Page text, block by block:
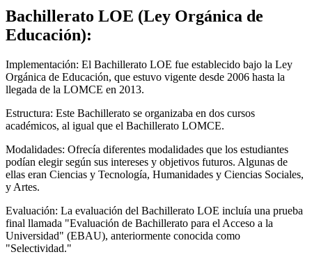
Bachillerato LOE (Ley Orgánica de
Educación):
Implementación: El Bachillerato LOE fue establecido bajo la Ley
Orgánica de Educación, que estuvo vigente desde 2006 hasta la
llegada de la LOMCE en 2013.
Estructura: Este Bachillerato se organizaba en dos cursos
académicos, al igual que el Bachillerato LOMCE.
Modalidades: Ofrecía diferentes modalidades que los estudiantes
podían elegir según sus intereses y objetivos futuros. Algunas de
ellas eran Ciencias y Tecnología, Humanidades y Ciencias Sociales,
y Artes.
Evaluación: La evaluación del Bachillerato LOE incluía una prueba
final llamada "Evaluación de Bachillerato para el Acceso a la
Universidad" (EBAU), anteriormente conocida como
"Selectividad."